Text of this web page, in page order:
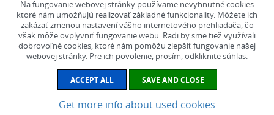
Na fungovanie webovej stránky používame nevyhnutné cookies
ktoré nám umožňujú realizovať základné funkcionality. Môžete ich
zakázať zmenou nastavení vášho internetového prehliadača, čo
však môže ovplyvniť fungovanie webu. Radi by sme tiež využívali
dobrovoľné cookies, ktoré nám pomôžu zlepšiť fungovanie našej
webovej stránky. Pre ich povolenie, prosím, odkliknite súhlas.
ACCEPT ALL SAVE AND CLOSE
Get more info about used cookies
Mapa stránok
Webmaster:webmaster@uvo.gov.sk
Podnety a pripomienky
Vyhlásenie o prístupnosti(pdf, 461 kB)
©2021 ÚVO – Úrad pre verejné obstarávanie. Všetky práva vyhradené.